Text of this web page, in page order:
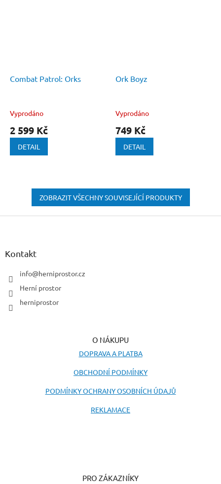
Combat Patrol: Orks
Vyprodáno
2 599 Kč
DETAIL
Ork Boyz
Vyprodáno
749 Kč
DETAIL
ZOBRAZIT VŠECHNY SOUVISEJÍCÍ PRODUKTY
Z
Kontakt
info@herniprostor.cz
Herní prostor
herniprostor
O NÁKUPU
DOPRAVA A PLATBA
OBCHODNÍ PODMÍNKY
PODMÍNKY OCHRANY OSOBNÍCH ÚDAJŮ
REKLAMACE
PRO ZÁKAZNÍKY